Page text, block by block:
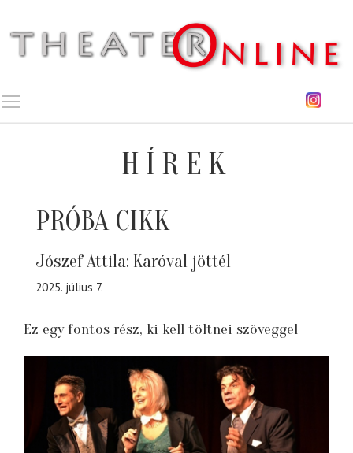
HÍREK
PRÓBA CIKK
Jószef Attila: Karóval jöttél
2025. július 7.
Ez egy fontos rész, ki kell töltnei szöveggel